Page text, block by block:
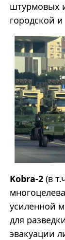
штурмовых
городской
Kobra-2 (в
усиленной
для
эвакуации